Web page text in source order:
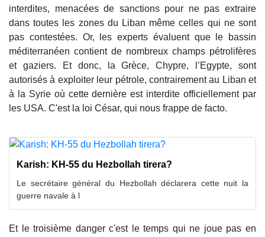
interdites, menacées de sanctions pour ne pas extraire
dans toutes les zones du Liban même celles qui ne sont
pas contestées. Or, les experts évaluent que le bassin
méditerranéen contient de nombreux champs pétrolifères
et gaziers. Et donc, la Grèce, Chypre, l’Egypte, sont
autorisés à exploiter leur pétrole, contrairement au Liban et
à la Syrie où cette dernière est interdite officiellement par
les USA. C'est la loi César, qui nous frappe de facto.
Karish: KH-55 du Hezbollah tirera?
Le secrétaire général du Hezbollah déclarera cette nuit la
guerre navale à l
Et le troisième danger c'est le temps qui ne joue pas en